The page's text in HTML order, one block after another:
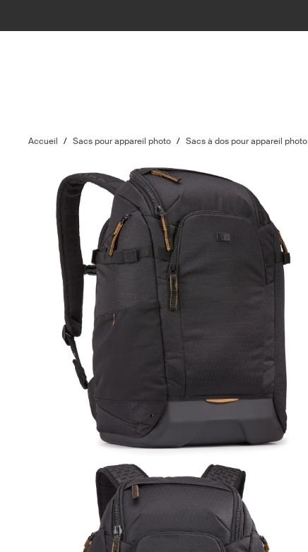
Accueil / Sacs pour appareil photo / Sacs à dos pour appareil photo